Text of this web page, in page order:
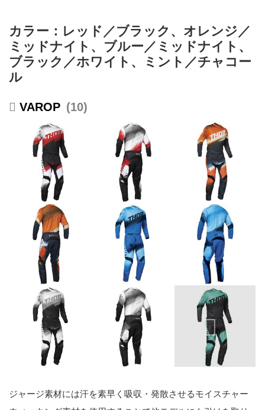
カラー：レッド／ブラック、オレンジ／
ミッドナイト、ブルー／ミッドナイト、
ブラック／ホワイト、ミント／チャコー
ル
VAROP 10
ジャージ素材には汗を素早く吸収・発散させるモイスチャー